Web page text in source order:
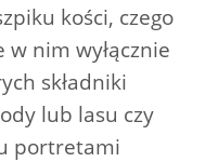
kości, czego
nim wyłącznie
składniki
lub lasu czy
portretami